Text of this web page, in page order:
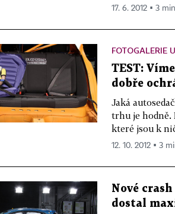
17. 6. 2012 ▪ 3
FOTOGALERIE
TEST:
dobře
Jaká
trhu je hodně.
které jsou k
12. 10. 2012 ▪ 3
Nové
dostal